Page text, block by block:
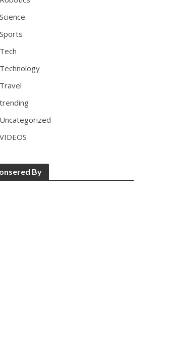
Science
Sports
Tech
Technology
Travel
trending
Uncategorized
VIDEOS
By